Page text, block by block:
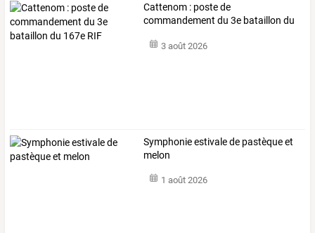
Cattenom : poste de
commandement du 3e bataillon du
3 août 2026
Symphonie estivale de pastèque et
melon
1 août 2026